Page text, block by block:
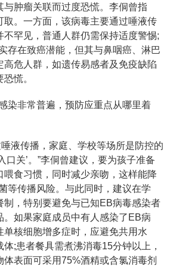
与肿瘤关联而过度恐慌。李侗曾指
取。一方面，该病毒主要通过唾液传
不罕见，普通人群仍需保持适度警惕;
存在致癌潜能，但其与鼻咽癌、淋巴
高危人群，如遗传易感者及免疫缺陷
慌。
非常普遍，预防应重点从哪里着
传播，家庭、学校等场所是防控的
口关’。”李侗曾建议，要为孩子准备
喂食习惯，同时减少亲吻，这样能降
等传播风险。与此同时，建议在学
制，特别要避免与已知EB病毒感染者
。如果家庭成员中有人感染了EB病
单核细胞增多症时，应避免共用水
;患者餐具需煮沸消毒15分钟以上，
表面可采用75%酒精或含氯消毒剂